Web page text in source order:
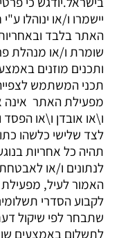
יישמרו ו/או ינוהלו
האתר בלבד
שומרת ו/או מנהלת
ותכנים מוזנים
תכני המשתמש
מפעילת האתר אינה
ו\או אובדן ו\או
לצד שלישי כלשהו
תהיה כל אחריות
לנתונים ו/או
האמור לעיל,
לקבוע הסדרי
שתבחר לפי שיקול
לתשלום באמצעים